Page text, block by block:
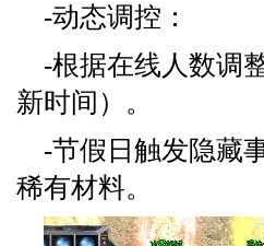
-动态调控：
-根据在线人数调
新时间）。
-节假日触发隐藏
稀有材料。